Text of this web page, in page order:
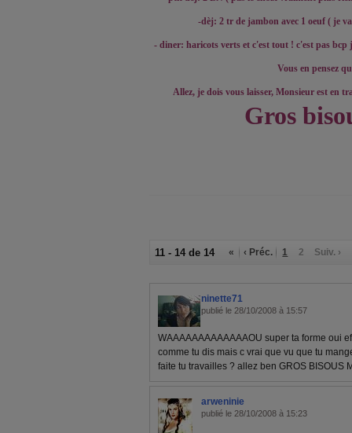
-dèj: 2 tr de jambon avec 1 oeuf ( je
- diner: haricots verts et c'est tout ! c'est pas bcp
Vous en pensez
Allez, je dois vous laisser, Monsieur est en
Gros
11 - 14 de 14 « ‹ Préc. 1 2 Suiv. ›
ninette71
publié le 28/10/2008 à 15:57
WAAAAAAAAAAAAAOU super ta forme oui
comme tu dis mais c vrai que vu que tu
faite tu travailles ? allez ben GROS BISOUS
arweninie
publié le 28/10/2008 à 15:23